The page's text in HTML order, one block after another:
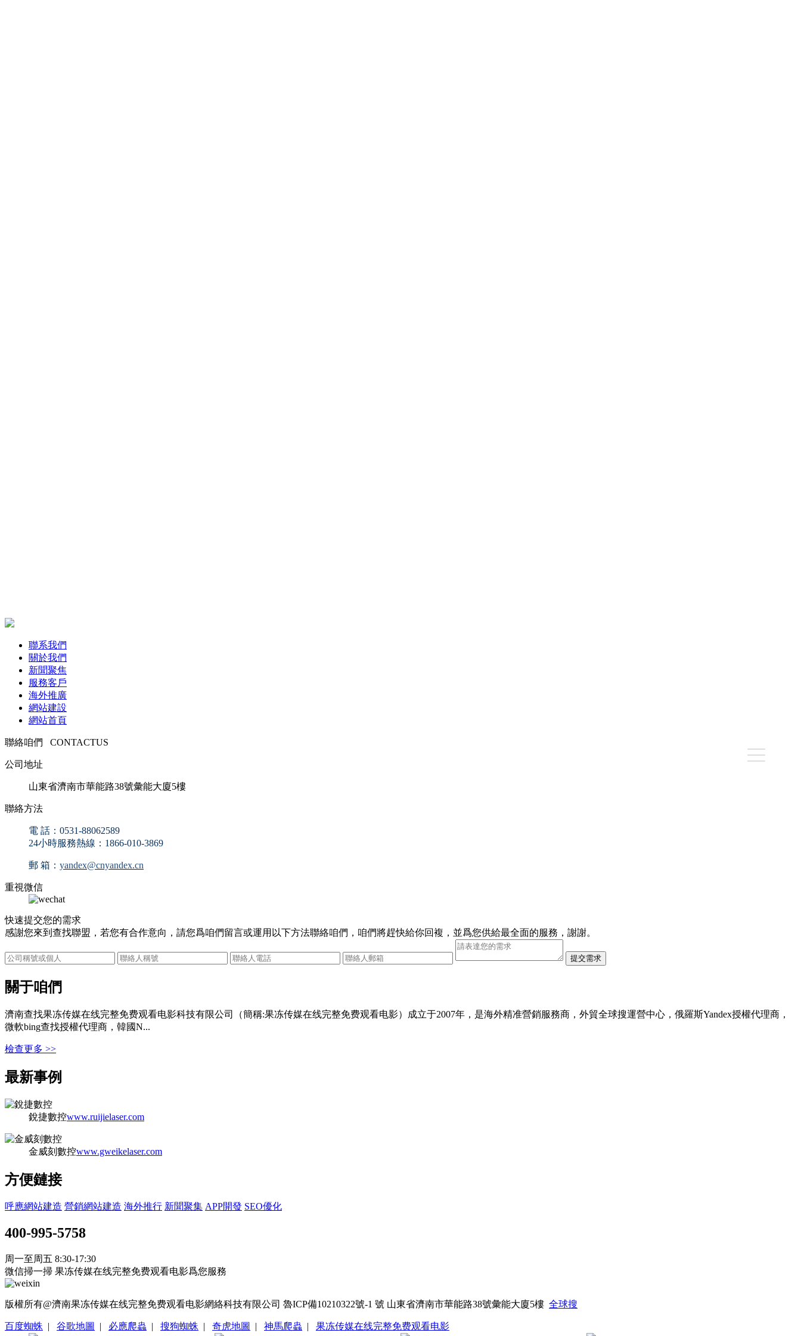
聯系我們
關於我們
新聞聚焦
服務客戶
海外推廣
網站建設
網站首頁
聯絡咱們 CONTACTUS
公司地址
山東省濟南市華能路38號彙能大廈5樓
聯絡方法
電 話：0531-88062589
24小時服務熱線：1866-010-3869
郵 箱： yandex@cnyandex.cn
重視微信
快速提交您的需求
感謝您來到查找聯盟，若您有合作意向，請您爲咱們留言或運用以下方法聯絡咱們，咱們將趕快給你回複，並爲您供給最全面的服務，謝謝。
關于咱們
濟南查找果冻传媒在线完整免费观看电影科技有限公司（簡稱:果冻传媒在线完整免费观看电影）成立于2007年，是海外精准營銷服務商，外貿全球搜運營中心，俄羅斯Yandex授權代理商，
微軟bing查找授權代理商，韓國N...
檢查更多 >>
最新事例
銳捷數控www.ruijielaser.com
金威刻數控www.gweikelaser.com
方便鏈接
呼應網站建造 營銷網站建造 海外推行 新聞聚集 APP開發 SEO優化
400-995-5758
周一至周五 8:30-17:30
微信掃一掃 果冻传媒在线完整免费观看电影爲您服務
版權所有@濟南果冻传媒在线完整免费观看电影網絡科技有限公司 魯ICP備10210322號-1 號 山東省濟南市華能路38號彙能大廈5樓 全球搜
百度蜘蛛 | 谷歌地圖 | 必應爬蟲 | 搜狗蜘蛛 | 奇虎地圖 | 神馬爬蟲 | 果冻传媒在线完整免费观看电影